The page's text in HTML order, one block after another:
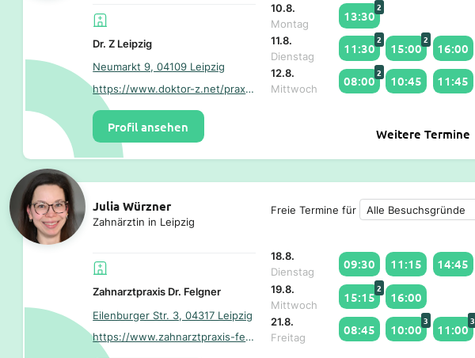
Dr. Z Leipzig
Neumarkt 9, 04109 Leipzig
https://www.doktor-z.net/praxen-standorte/unsere-praxis-leipzig/
Profil ansehen
10.8.
Montag
13:30
2
11.8.
Dienstag
11:30
2
15:00
2
16:00
12.8.
Mittwoch
08:00
2
10:45 11:45
Weitere Termine
Julia Würzner
Zahnärztin in Leipzig
Zahnarztpraxis Dr. Felgner
Eilenburger Str. 3, 04317 Leipzig
https://www.zahnarztpraxis-felgner.de/
Freie Termine für
18.8.
Dienstag
09:30 11:15 14:45
19.8.
Mittwoch
15:15
2
16:00
21.8.
Freitag
08:45 10:00
3
11:00
3